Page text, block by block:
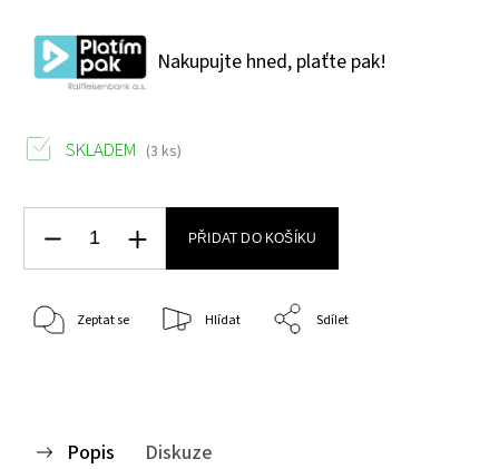
Nakupujte hned, plaťte pak!
SKLADEM (3 ks)
PŘIDAT DO KOŠÍKU
Zeptat se Hlídat Sdílet
Popis Diskuze